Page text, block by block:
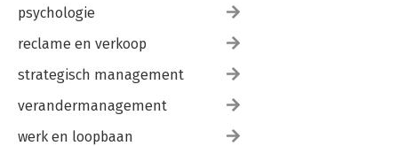
psychologie
reclame en verkoop
strategisch management
verandermanagement
werk en loopbaan